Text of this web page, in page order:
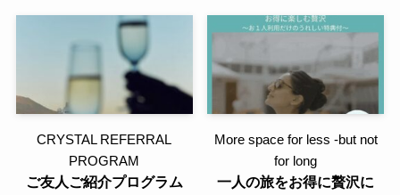
CRYSTAL REFERRAL
PROGRAM
ご友人ご紹介プログラム
More space for less -but not
for long
一人の旅をお得に贅沢に